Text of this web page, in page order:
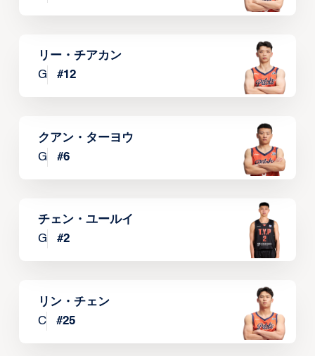
リー・チアカン
G
#12
クアン・ターヨウ
G
#6
チェン・ユールイ
G
#2
リン・チェン
C
#25